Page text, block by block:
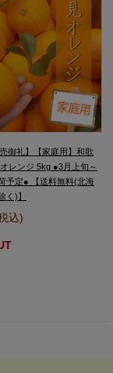
売御礼】【家庭用】和歌
レンジ 5kg ●3月上旬～
予定● 【送料無料(北海
く)】
込)